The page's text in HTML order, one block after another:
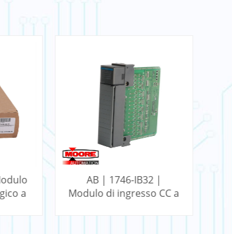
|
CC a
AB | 1756-BA1 | Batteria
ControlLogix FlexLogix